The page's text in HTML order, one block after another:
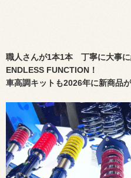
職人さんが1本1本 丁寧に大事に
ENDLESS FUNCTION！
車高調キットも2026年に新商品が